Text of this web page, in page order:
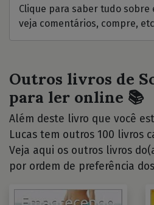
Clique para saber tudo sobre
veja comentários, compre,
Outros livros de
para ler online 📚
Além deste livro que você
Lucas tem outros 100 livros
Veja aqui os outros livros
por ordem de preferência